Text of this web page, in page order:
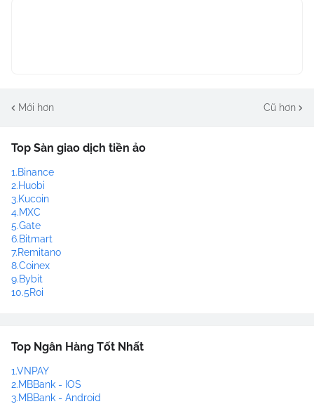
Mới hơn Cũ hơn
Top Sàn giao dịch tiền ảo
1.Binance
2.Huobi
3.Kucoin
4.MXC
5.Gate
6.Bitmart
7.Remitano
8.Coinex
9.Bybit
10.5Roi
Top Ngân Hàng Tốt Nhất
1.VNPAY
2.MBBank - IOS
3.MBBank - Android